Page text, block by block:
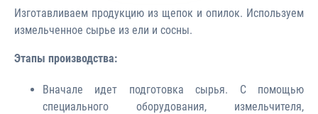
Изготавливаем продукцию из щепок и опилок. Используем
измельченное сырье из ели и сосны.
Этапы производства:
Вначале идет подготовка сырья. С помощью
специального оборудования, измельчителя,